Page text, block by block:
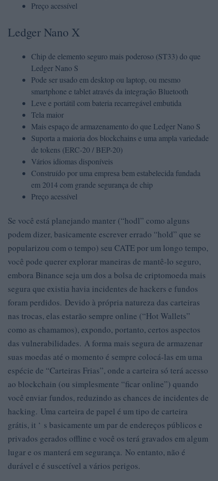
Preço acessível
Ledger Nano X
Chip de elemento seguro mais poderoso (ST33) do que
Ledger Nano S
Pode ser usado em desktop ou laptop, ou mesmo
smartphone e tablet através da integração Bluetooth
Leve e portátil com bateria recarregável embutida
Tela maior
Mais espaço de armazenamento do que Ledger Nano S
Suporta a maioria dos blockchains e uma ampla variedade
de tokens (ERC-20 / BEP-20)
Vários idiomas disponíveis
Construído por uma empresa bem estabelecida fundada
em 2014 com grande segurança de chip
Preço acessível
Se você está planejando manter (“hodl” como alguns
podem dizer, basicamente escrever errado “hold” que se
popularizou com o tempo) seu CATE por um longo tempo,
você pode querer explorar maneiras de mantê-lo seguro,
embora Binance seja um dos a bolsa de criptomoeda mais
segura que existia havia incidentes de hackers e fundos
foram perdidos. Devido à própria natureza das carteiras
nas trocas, elas estarão sempre online (“Hot Wallets”
como as chamamos), expondo, portanto, certos aspectos
das vulnerabilidades. A forma mais segura de armazenar
suas moedas até o momento é sempre colocá-las em uma
espécie de “Carteiras Frias”, onde a carteira só terá acesso
ao blockchain (ou simplesmente “ficar online”) quando
você enviar fundos, reduzindo as chances de incidentes de
hacking. Uma carteira de papel é um tipo de carteira
grátis, it ‘ s basicamente um par de endereços públicos e
privados gerados offline e você os terá gravados em algum
lugar e os manterá em segurança. No entanto, não é
durável e é suscetível a vários perigos.